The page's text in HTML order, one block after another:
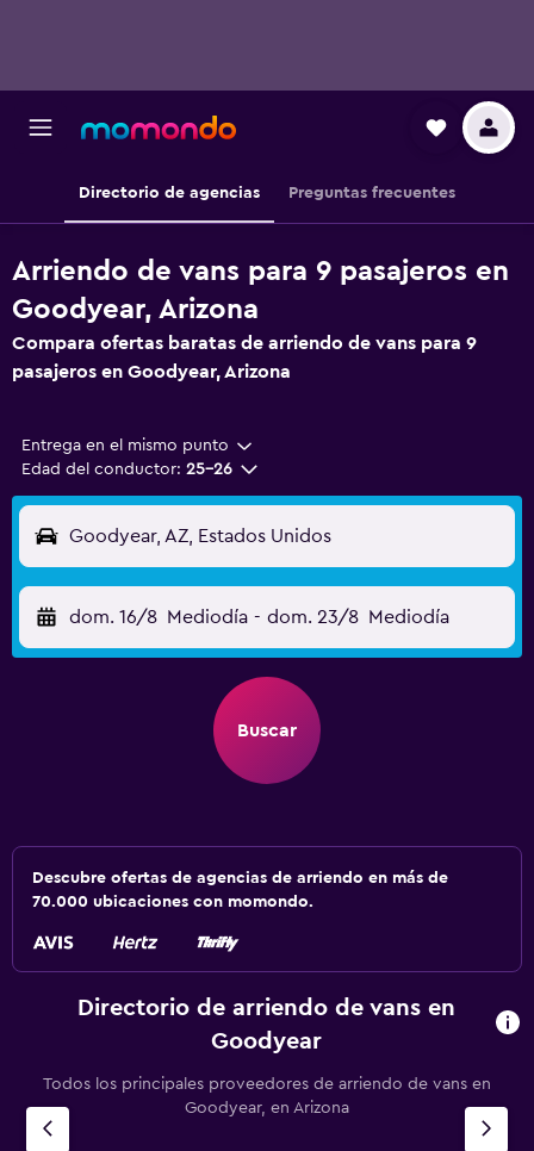
Directorio de agencias Preguntas frecuentes
Arriendo de vans para 9 pasajeros en
Goodyear, Arizona
Compara ofertas baratas de arriendo de vans para 9
pasajeros en Goodyear, Arizona
Entrega en el mismo punto
Edad del conductor: 25-26
Goodyear, AZ, Estados Unidos
dom. 16/8 Mediodía - dom. 23/8 Mediodía
Buscar
Descubre ofertas de agencias de arriendo en más de
70.000 ubicaciones con momondo.
Directorio de arriendo de vans en
Goodyear
Todos los principales proveedores de arriendo de vans en
Goodyear, en Arizona